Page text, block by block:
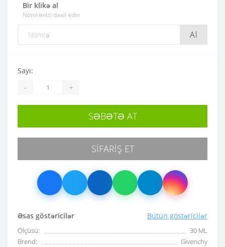
Bir klikə al
Nömrənizi daxil edin
Al
Əsas göstəricilər Bütün göstəricilər
Ölçüsü:
30 ML
Brend:
Givenchy
Sayı:
- +
SƏBƏTƏ AT
SIFARIŞ ET